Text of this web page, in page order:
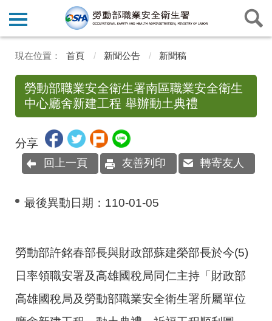
首頁 新聞公告 新聞稿
勞動部職業安全衛生署南區職業安全衛生
中心廳舍新建工程 舉辦動土典禮
分享
回上一頁 友善列印 轉寄友人
最後異動日期： 110-01-05
勞動部許銘春部長與財政部蘇建榮部長於今(5)
日率領職安署及高雄國稅局同仁主持「財政部
高雄國稅局及勞動部職業安全衛生署所屬單位